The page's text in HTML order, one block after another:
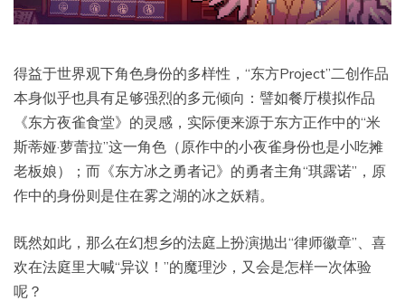
得益于世界观下角色身份的多样性，“东方Project”二创作品
本身似乎也具有足够强烈的多元倾向：譬如餐厅模拟作品
《东方夜雀食堂》的灵感，实际便来源于东方正作中的“米
斯蒂娅·萝蕾拉”这一角色（原作中的小夜雀身份也是小吃摊
老板娘）；而《东方冰之勇者记》的勇者主角“琪露诺”，原
作中的身份则是住在雾之湖的冰之妖精。
既然如此，那么在幻想乡的法庭上扮演抛出“律师徽章”、喜
欢在法庭里大喊“异议！”的魔理沙，又会是怎样一次体验
呢？